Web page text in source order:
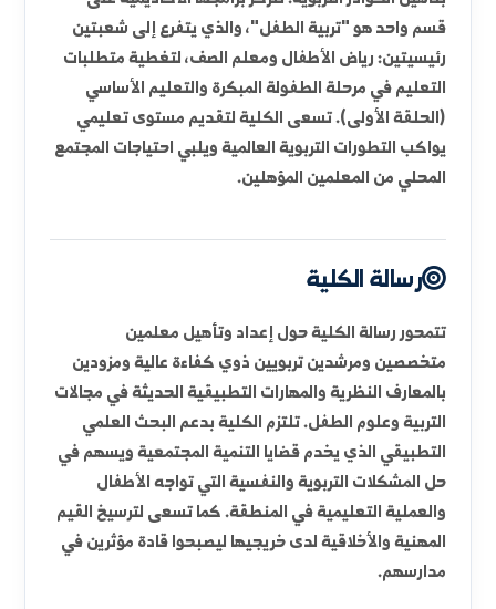
تُعد كلية التربية في الحسكة، التابعة لجامعة الفرات،
المؤسسة الأكاديمية الرئيسية في المنطقة المتخصصة
بتأهيل الكوادر التربوية. تتركز برامجها الأكاديمية على
قسم واحد هو "تربية الطفل"، والذي يتفرع إلى شعبتين
رئيسيتين: رياض الأطفال ومعلم الصف، لتغطية متطلبات
يواكب التطورات التربوية العالمية ويلبي احتياجات المجتمع
المحلي من المعلمين المؤهلين.
رسالة الكلية
تتمحور رسالة الكلية حول إعداد وتأهيل معلمين
متخصصين ومرشدين تربويين ذوي كفاءة عالية ومزودين
بالمعارف النظرية والمهارات التطبيقية الحديثة في مجالات